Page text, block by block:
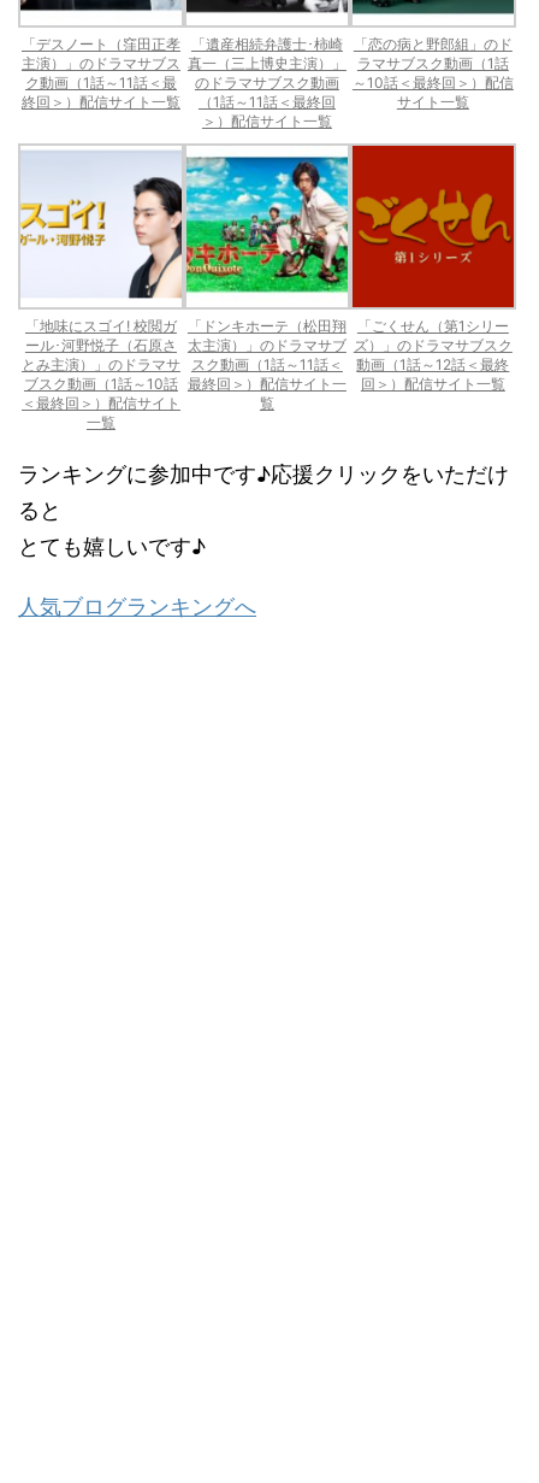
「デスノート（窪田正孝
主演）」のドラマサブス
ク動画（1話～11話＜最
終回＞）配信サイト一覧
「遺産相続弁護士･柿崎
真一（三上博史主演）」
のドラマサブスク動画
（1話～11話＜最終回
＞）配信サイト一覧
「恋の病と野郎組」のド
ラマサブスク動画（1話
～10話＜最終回＞）配信
サイト一覧
「地味にスゴイ! 校閲ガ
ール･河野悦子（石原さ
とみ主演）」のドラマサ
ブスク動画（1話～10話
＜最終回＞）配信サイト
一覧
「ドンキホーテ（松田翔
太主演）」のドラマサブ
スク動画（1話～11話＜
最終回＞）配信サイト一
覧
「ごくせん（第1シリー
ズ）」のドラマサブスク
動画（1話～12話＜最終
回＞）配信サイト一覧
ランキングに参加中です♪応援クリックをいただけ
ると
とても嬉しいです♪
人気ブログランキングへ